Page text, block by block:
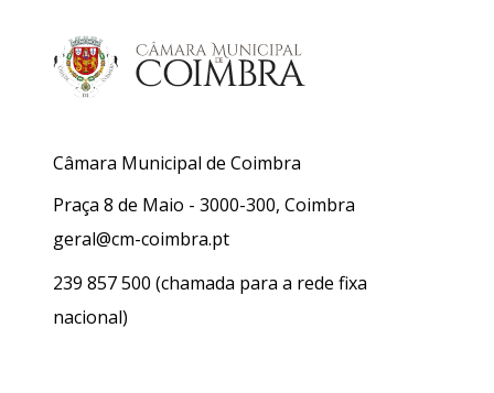
Câmara Municipal de Coimbra
Praça 8 de Maio - 3000-300, Coimbra
geral@cm-coimbra.pt
239 857 500 (chamada para a rede fixa
nacional)